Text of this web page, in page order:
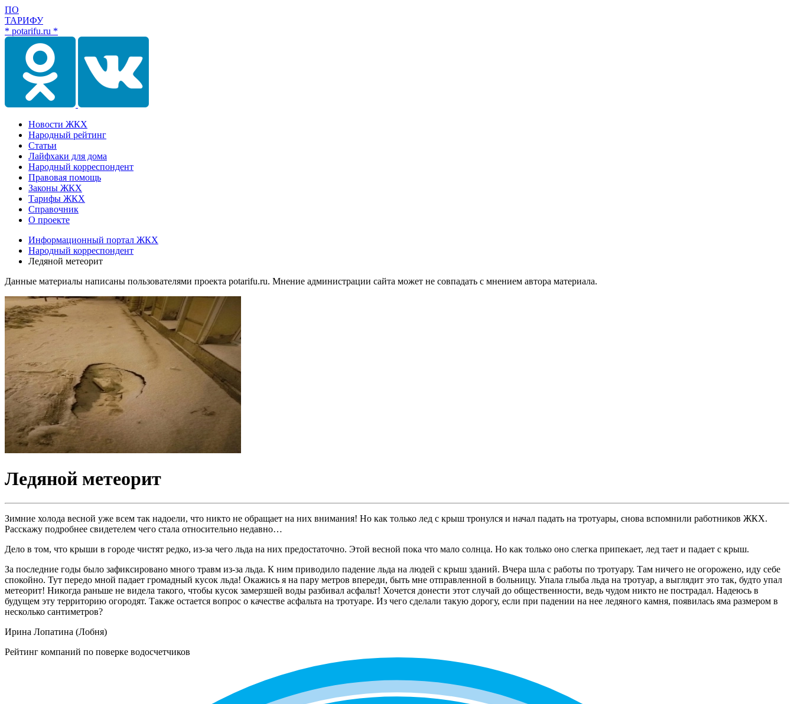
ПО
ТАРИФУ
* potarifu.ru *
Новости ЖКХ
Народный рейтинг
Статьи
Лайфхаки для дома
Народный корреспондент
Правовая помощь
Законы ЖКХ
Тарифы ЖКХ
Справочник
О проекте
Информационный портал ЖКХ
Народный корреспондент
Ледяной метеорит
Данные материалы написаны пользователями проекта potarifu.ru. Мнение администрации сайта может не совпадать с мнением автора материала.
Ледяной метеорит
Зимние холода весной уже всем так надоели, что никто не обращает на них внимания! Но как только лед с крыш тронулся и начал падать на тротуары, снова вспомнили работников ЖКХ.
Расскажу подробнее свидетелем чего стала относительно недавно…
Дело в том, что крыши в городе чистят редко, из-за чего льда на них предостаточно. Этой весной пока что мало солнца. Но как только оно слегка припекает, лед тает и падает с крыш.
За последние годы было зафиксировано много травм из-за льда. К ним приводило падение льда на людей с крыш зданий. Вчера шла с работы по тротуару. Там ничего не огорожено, иду себе
спокойно. Тут передо мной падает громадный кусок льда! Окажись я на пару метров впереди, быть мне отправленной в больницу. Упала глыба льда на тротуар, а выглядит это так, будто упал
метеорит! Никогда раньше не видела такого, чтобы кусок замерзшей воды разбивал асфальт! Хочется донести этот случай до общественности, ведь чудом никто не пострадал. Надеюсь в
будущем эту территорию огородят. Также остается вопрос о качестве асфальта на тротуаре. Из чего сделали такую дорогу, если при падении на нее ледяного камня, появилась яма размером в
несколько сантиметров?
Ирина Лопатина (Лобня)
Рейтинг компаний по поверке водосчетчиков